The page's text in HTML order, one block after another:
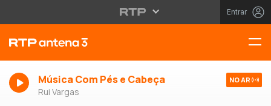
Entrar
Música Com Pés e Cabeça
Rui Vargas
NO AR